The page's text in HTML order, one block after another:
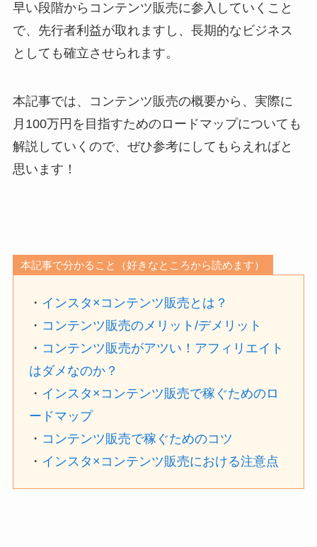
早い段階からコンテンツ販売に参入していくこと
で、先行者利益が取れますし、長期的なビジネス
としても確立させられます。
本記事では、コンテンツ販売の概要から、実際に
月100万円を目指すためのロードマップについても
解説していくので、ぜひ参考にしてもらえればと
思います！
本記事で分かること（好きなところから読めます）
・ インスタ×コンテンツ販売とは？
・ コンテンツ販売のメリット/デメリット
・ コンテンツ販売がアツい！アフィリエイト
はダメなのか？
・ インスタ×コンテンツ販売で稼ぐためのロ
ードマップ
・ コンテンツ販売で稼ぐためのコツ
・ インスタ×コンテンツ販売における注意点